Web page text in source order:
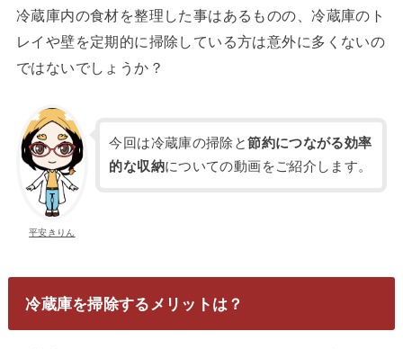
冷蔵庫内の食材を整理した事はあるものの、冷蔵庫のト
レイや壁を定期的に掃除している方は意外に多くないの
ではないでしょうか？
平安きりん
今回は冷蔵庫の掃除と節約につながる効率
的な収納についての動画をご紹介します。
冷蔵庫を掃除するメリットは？